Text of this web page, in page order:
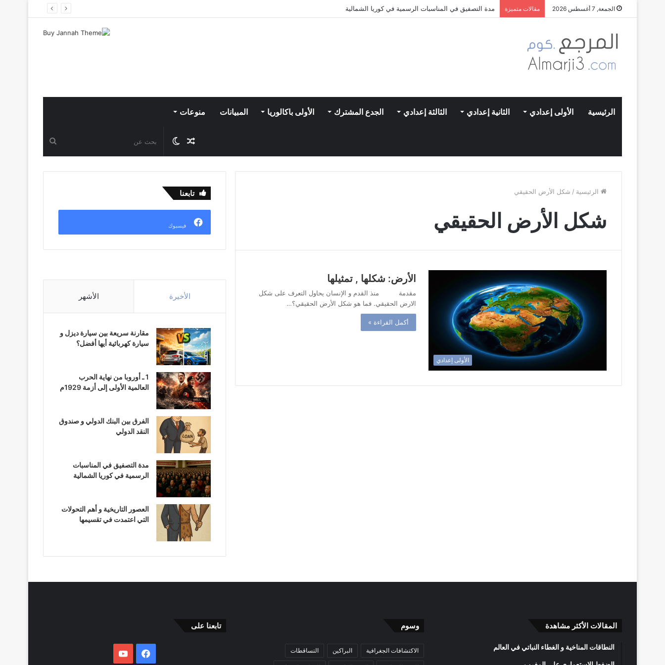
الجمعة, 7 أغسطس 2026 مقالات متميزة مدة التصفيق في المناسبات الرسمية في كوريا الشمالية
الرئيسية الأولى إعدادي الثانية إعدادي الثالثة إعدادي الجدع المشترك الأولى باكالوريا المبيانات منوعات
عن
الوضع
المظلم
مقال
عشوائي
الرئيسية / شكل الأرض الحقيقي
شكل الأرض الحقيقي
الأولى إعدادي
الأرض: شكلها , تمثيلها
مقدمة منذ القدم و الإنسان يحاول التعرف على شكل
الارض الحقيقي. فما هو شكل الأرض الحقيقي؟…
أكمل القراءة »
تابعنا
فيسبوك
الأخيرة الأشهر
مقارنة سريعة بين سيارة ديزل و
سيارة كهربائية أيها أفضل؟
1 ـ أوروبا من نهاية الحرب
العالمية الأولى إلى أزمة 1929م
الفرق بين البنك الدولي و صندوق
النقد الدولي
مدة التصفيق في المناسبات
الرسمية في كوريا الشمالية
العصور التاريخية و أهم التحولات
التي اعتمدت في تقسيمها
المقالات الأكثر مشاهدة
النطاقات المناخية و الغطاء النباتي في العالم
وسوم
الاكتشافات الجغرافية البراكين التساقطات
تابعنا على
فيسبوكيوتيوب